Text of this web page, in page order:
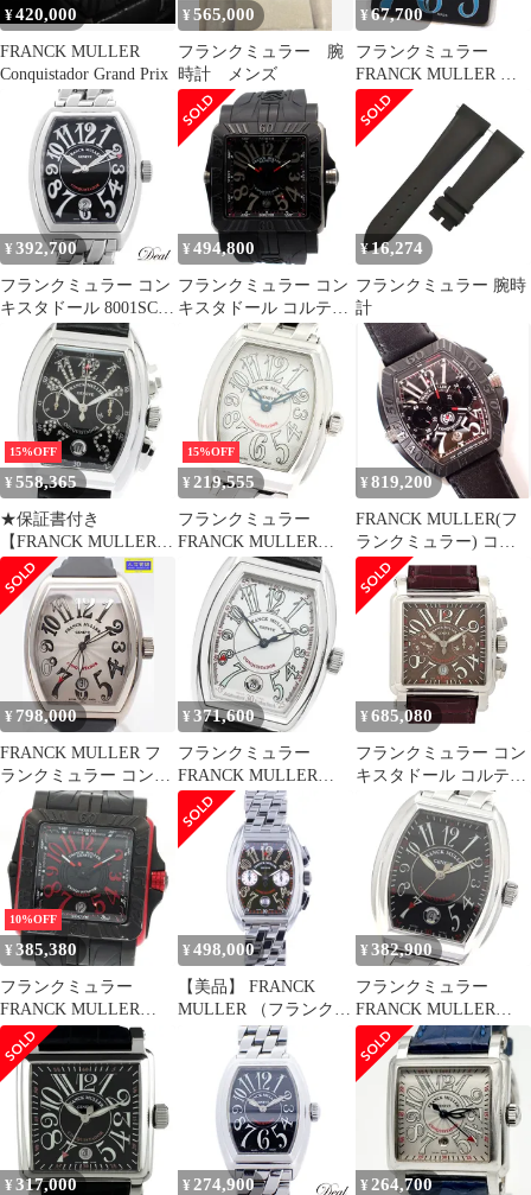
¥420,000
FRANCK MULLER
Conquistador Grand Prix
¥565,000
フランクミュラー 腕
時計 メンズ
¥67,700
フランクミュラー
FRANCK MULLER コ
ンキスタドール ムーブ
メント Cal.2800R プラ
チナローター 自動巻き
メンズ 良品 _F11
¥ 392,700
フランクミュラー コン
キスタドール 8001SC
メンズ 腕時計
¥ 494,800
フランクミュラー コン
キスタドール コルテス
¥16,274
フランクミュラー 腕時
計
15%OFF
¥ 558,365
★保証書付き
【FRANCK MULLER】
フランクミュラー コン
キスタドール ジョーカ
ー デイト 8005CCCDJ
自動巻き メンズ
_703166
15%OFF
¥ 219,555
フランクミュラー
FRANCK MULLER
8005LQZ コンキスタド
ール クォーツ レディー
ス _934684
¥ 819,200
FRANCK MULLER(フ
ランクミュラー) コン
キスタドールグランプ
リクロノグラフ
8900CCJ SS/TI/革 AT 自
動巻き 社外レザーベル
ト チタン 腕時計 メン
¥ 798,000
FRANCK MULLER フ
ランクミュラー コンキ
スタドール 8002SC メ
ンズウォッチ K18WG
自動巻 ラバーストラッ
プ シルバーダイヤル 国
内正規 中古A 【送料無
料】 B-2211【質屋出
品】
¥ 371,600
フランクミュラー
FRANCK MULLER
8000SC コンキスタドー
ル デイト 自動巻き メ
ンズ 良品 _955453
¥ 685,080
フランクミュラー コン
キスタドール コルテス
キング クロノグラフ
10000KCC 自動巻き ス
テンレススティール メ
ンズ FRANCK
MULLER【中古】 【時
計】
10%OFF
¥ 385,380
フランクミュラー
FRANCK MULLER
10800SCDTGPG コンキ
スタドール コルテス グ
ランプリ デイト 自動巻
き メンズ保証書付き
_919153
¥ 498,000
【美品】 FRANCK
MULLER （フランクミ
ュラー） コンキスタド
ール クロノグラフ 時計
自動巻き/メンズ Black
8002CC used:A 【中古】
¥ 382,900
フランクミュラー
FRANCK MULLER
8005SC コンキスタドー
ル デイト 自動巻き メ
ンズ 良品 _966649
¥ 317,000 ¥ 274,900 ¥ 264,700